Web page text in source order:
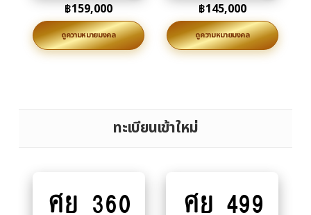
฿159,000
ดูความหมายมงคล
฿145,000
ดูความหมายมงคล
ทะเบียนเข้าใหม่
to
ศย 360
to
ศย 499